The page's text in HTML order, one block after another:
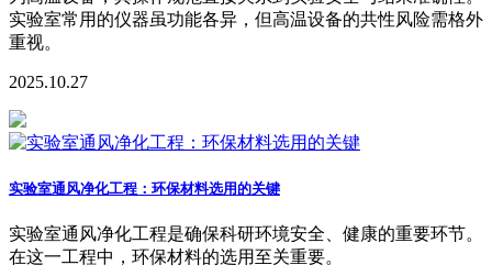
实验室常用的仪器虽功能各异，但高温设备的共性风险需格外
重视。
2025.10.27
实验室通风净化工程：环保材料选用的关键
实验室通风净化工程是确保科研环境安全、健康的重要环节。
在这一工程中，环保材料的选用至关重要。